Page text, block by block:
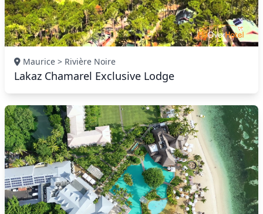
Maurice > Rivière Noire
Lakaz Chamarel Exclusive Lodge